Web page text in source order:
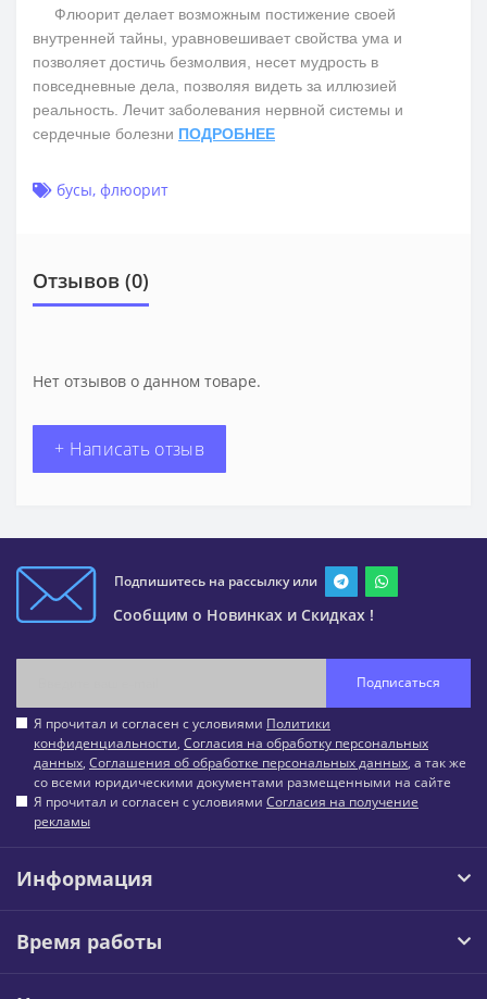
Флюорит делает возможным постижение своей
внутренней тайны, уравновешивает свойства ума и
позволяет достичь безмолвия, несет мудрость в
повседневные дела, позволяя видеть за иллюзией
реальность. Лечит заболевания нервной системы и
сердечные болезни ПОДРОБНЕЕ
бусы, флюорит
Отзывов (0)
Нет отзывов о данном товаре.
+ Написать отзыв
Подпишитесь на рассылку или
Сообщим о Новинках и Скидках !
Подписаться
Я прочитал и согласен с условиями Политики
конфиденциальности, Согласия на обработку персональных
данных, Соглашения об обработке персональных данных, а так же
со всеми юридическими документами размещенными на сайте
Я прочитал и согласен с условиями Согласия на получение
рекламы
Информация
Время работы